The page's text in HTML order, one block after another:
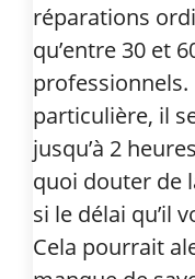
réparations
qu’entre 30 et
professionnels.
particulière, il
jusqu’à 2
quoi douter de
si le délai qu’il
Cela pourrait